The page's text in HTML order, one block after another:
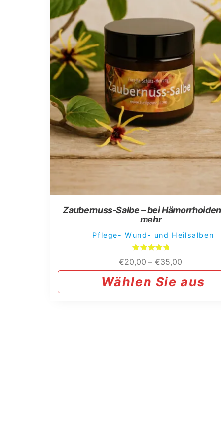
Zaubernuss-Salbe – bei
mehr
Pflege- Wund- und Heilsalben
mit
5.00
von 5
€20,00 –€35,00
€20,00
bis
Wählen Sie aus
auf
der
Produktseite
gewählt
werden